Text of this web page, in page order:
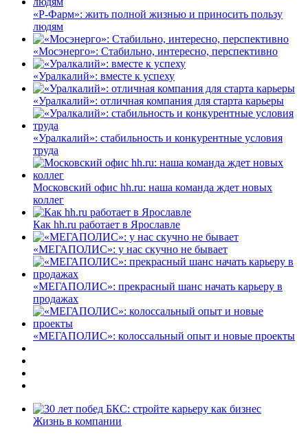
«Р-Фарм»: жить полной жизнью и приносить пользу
людям
«Мосэнерго»: Стабильно, интересно, перспективно
«Уралкалий»: вместе к успеху
«Уралкалий»: отличная компания для старта карьеры
«Уралкалий»: стабильность и конкурентные условия
труда
Московский офис hh.ru: наша команда ждет новых
коллег
Как hh.ru работает в Ярославле
«МЕГАПОЛИС»: у нас скучно не бывает
«МЕГАПОЛИС»: прекрасный шанс начать карьеру в
продажах
«МЕГАПОЛИС»: колоссальный опыт и новые проекты
Жизнь в компании